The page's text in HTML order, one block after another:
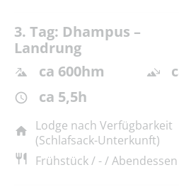
3. Tag: Dhampus –
Landrung
ca 600hm
ca 5,5h
Lodge nach Verfügbarkeit
(Schlafsack-Unterkunft)
Frühstück / - / Abendessen